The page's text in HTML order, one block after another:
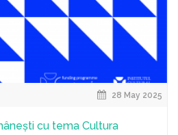
28 May 2025
cu tema Cultura